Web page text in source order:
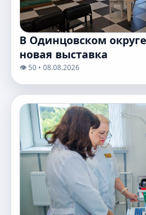
В Одинцовском
новая выставка
👁️ 50 • 08.08.2026